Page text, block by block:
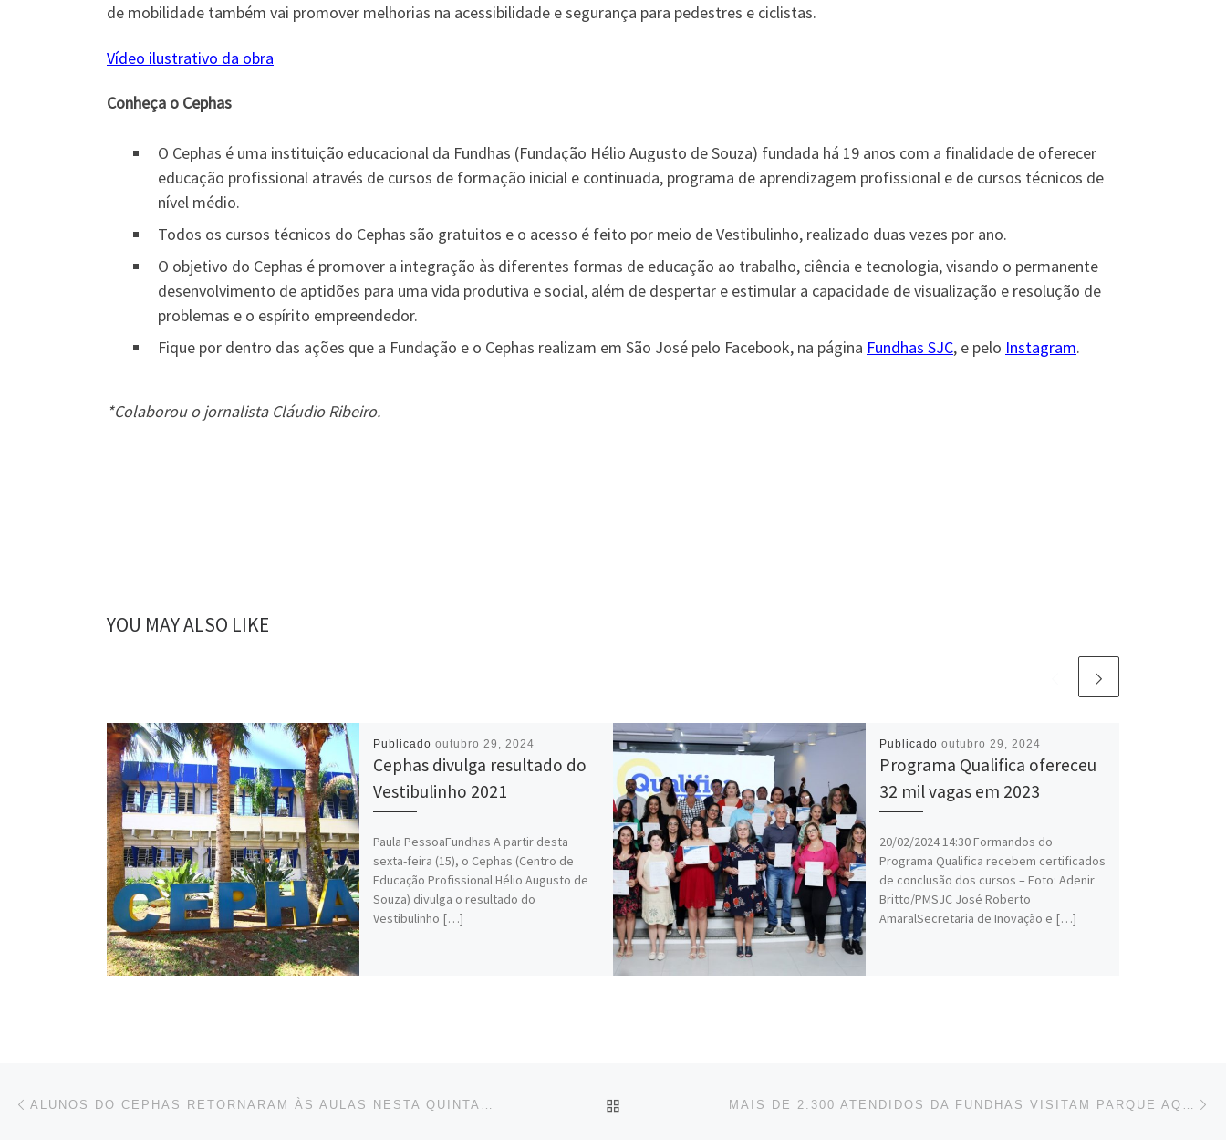
de mobilidade também vai promover melhorias na acessibilidade e segurança para pedestres e ciclistas.
Vídeo ilustrativo da obra
Conheça o Cephas
O Cephas é uma instituição educacional da Fundhas (Fundação Hélio Augusto de Souza) fundada há 19 anos com a finalidade de oferecer
educação profissional através de cursos de formação inicial e continuada, programa de aprendizagem profissional e de cursos técnicos de
nível médio.
Todos os cursos técnicos do Cephas são gratuitos e o acesso é feito por meio de Vestibulinho, realizado duas vezes por ano.
O objetivo do Cephas é promover a integração às diferentes formas de educação ao trabalho, ciência e tecnologia, visando o permanente
desenvolvimento de aptidões para uma vida produtiva e social, além de despertar e estimular a capacidade de visualização e resolução de
problemas e o espírito empreendedor.
Fique por dentro das ações que a Fundação e o Cephas realizam em São José pelo Facebook, na página Fundhas SJC, e pelo Instagram.
*Colaborou o jornalista Cláudio Ribeiro.
YOU MAY ALSO LIKE
Publicado outubro 29, 2024
Cephas divulga resultado do
Vestibulinho 2021
Paula PessoaFundhas A partir desta
sexta-feira (15), o Cephas (Centro de
Educação Profissional Hélio Augusto de
Souza) divulga o resultado do
Vestibulinho […]
Publicado outubro 29, 2024
Programa Qualifica ofereceu
32 mil vagas em 2023
20/02/2024 14:30 Formandos do
Programa Qualifica recebem certificados
de conclusão dos cursos – Foto: Adenir
Britto/PMSJC José Roberto
AmaralSecretaria de Inovação e […]
Navegação do post BACK TO POST LIST